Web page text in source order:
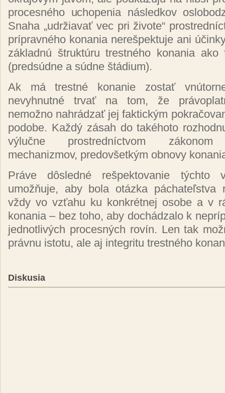
procesného uchopenia následkov
Snaha „udržiavať vec pri živote“
prípravného konania nerešpektuje ani
základnú štruktúru trestného konania ako
(predsúdne a súdne štádium).
Ak má trestné konanie zostať
nevyhnutné trvať na tom, že
nemožno nahrádzať jej faktickým
podobe. Každý zásah do takéhoto
výlučne prostredníctvom zákonom
mechanizmov, predovšetkým obnovy
Práve dôsledné rešpektovanie týchto
umožňuje, aby bola otázka páchateľstva
vždy vo vzťahu ku konkrétnej osobe a v
konania – bez toho, aby dochádzalo k
jednotlivých procesných rovín. Len tak
právnu istotu, ale aj integritu trestného
Diskusia